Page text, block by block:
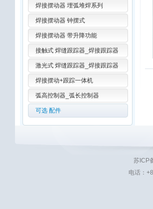
焊接摆动器 埋弧堆焊系列
焊接摆动器 钟摆式
焊接摆动器 带升降功能
接触式 焊缝跟踪器_焊接跟踪器
激光式 焊缝跟踪器_焊接跟踪器
焊接摆动+跟踪一体机
弧高控制器_弧长控制器
可选 配件
苏ICP
电话：